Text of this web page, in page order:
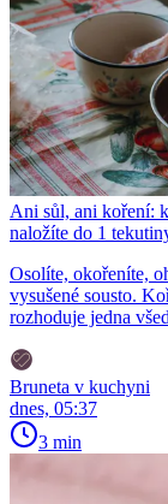
Ani sůl, ani koření:
naložíte do 1
Osolíte, okořeníte,
vysušené sousto.
rozhoduje jedna
Bruneta v kuchyni
dnes, 05:37
3 min